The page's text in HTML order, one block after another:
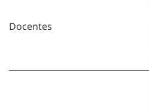
Docentes